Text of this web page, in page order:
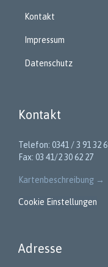
Kontakt
Impressum
Datenschutz
Kontakt
Telefon: 0341 / 3 91 32
Fax: 03 41/2 30 62 27
Kartenbeschreibung →
Cookie Einstellungen
Adresse